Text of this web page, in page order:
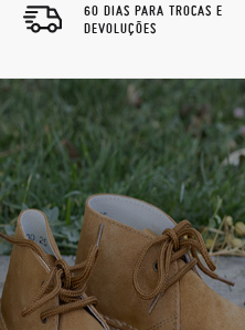
60 DIAS PARA TROCAS E
DEVOLUÇÕES